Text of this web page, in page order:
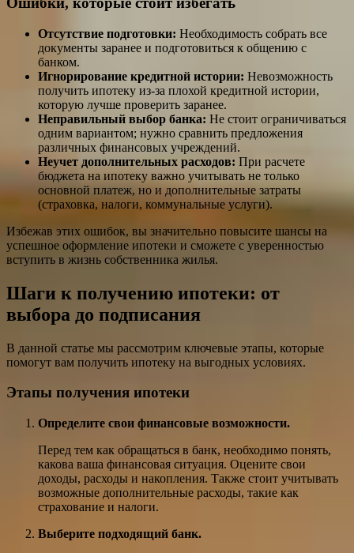
Отсутствие подготовки: Необходимость собрать все
документы заранее и подготовиться к общению с
банком.
Игнорирование кредитной истории: Невозможность
получить ипотеку из-за плохой кредитной истории,
которую лучше проверить заранее.
Неправильный выбор банка: Не стоит ограничиваться
одним вариантом; нужно сравнить предложения
различных финансовых учреждений.
Неучет дополнительных расходов: При расчете
бюджета на ипотеку важно учитывать не только
основной платеж, но и дополнительные затраты
(страховка, налоги, коммунальные услуги).
Избежав этих ошибок, вы значительно повысите шансы на
успешное оформление ипотеки и сможете с уверенностью
вступить в жизнь собственника жилья.
Шаги к получению ипотеки: от
выбора до подписания
В данной статье мы рассмотрим ключевые этапы, которые
помогут вам получить ипотеку на выгодных условиях.
Этапы получения ипотеки
Определите свои финансовые возможности.
Перед тем как обращаться в банк, необходимо понять,
какова ваша финансовая ситуация. Оцените свои
доходы, расходы и накопления. Также стоит учитывать
возможные дополнительные расходы, такие как
страхование и налоги.
Выберите подходящий банк.